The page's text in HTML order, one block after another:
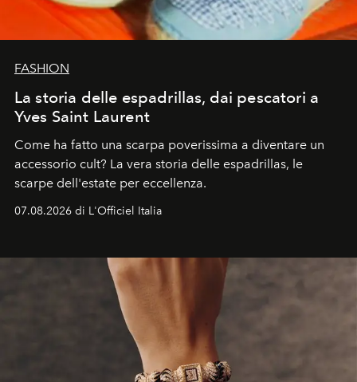
FASHION
La storia delle espadrillas, dai pescatori a
Yves Saint Laurent
Come ha fatto una scarpa poverissima a diventare un
accessorio cult? La vera storia delle espadrillas, le
scarpe dell'estate per eccellenza.
07.08.2026 di L'Officiel Italia